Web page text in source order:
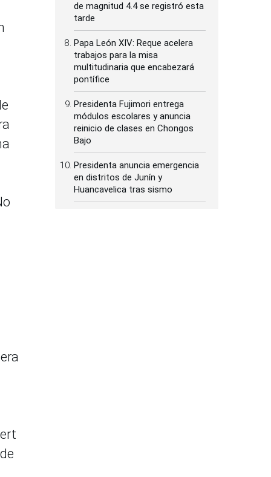
de magnitud 4.4 se registró esta
tarde
Papa León XIV: Reque acelera
trabajos para la misa
multitudinaria que encabezará
pontífice
Presidenta Fujimori entrega
módulos escolares y anuncia
reinicio de clases en Chongos
Bajo
Presidenta anuncia emergencia
en distritos de Junín y
Huancavelica tras sismo